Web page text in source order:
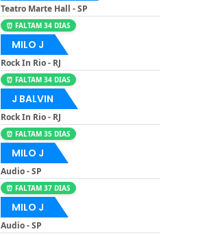
Teatro Marte Hall - SP
⏰ FALTAM 34 DIAS
MILO J
Rock In Rio - RJ
⏰ FALTAM 34 DIAS
J BALVIN
Rock In Rio - RJ
⏰ FALTAM 35 DIAS
MILO J
Audio - SP
⏰ FALTAM 37 DIAS
MILO J
Audio - SP